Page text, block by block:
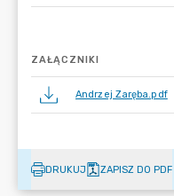
ZAŁĄCZNIKI
Andrzej Zaręba.pdf
DRUKUJ ZAPISZ DO PDF